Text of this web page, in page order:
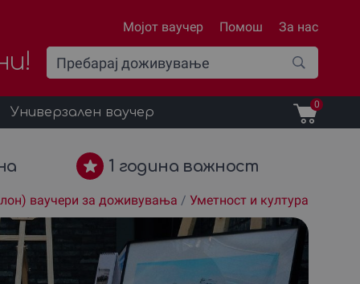
Мојот ваучер Помош За нас
Универзален ваучер
0
1 година важност
ваучери за доживувања / Уметност и култура